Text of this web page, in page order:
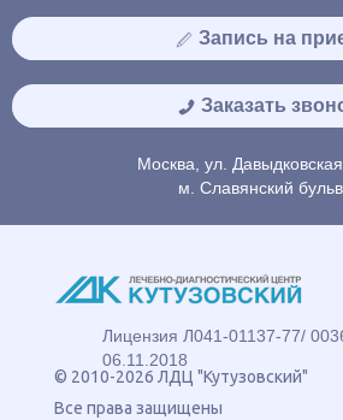
Запись на
Заказать
Москва, ул.
м. Славянский
Лицензия Л041-01137-77/
06.11.2018
© 2010-2026 ЛДЦ "Кутузовский"
Все права защищены